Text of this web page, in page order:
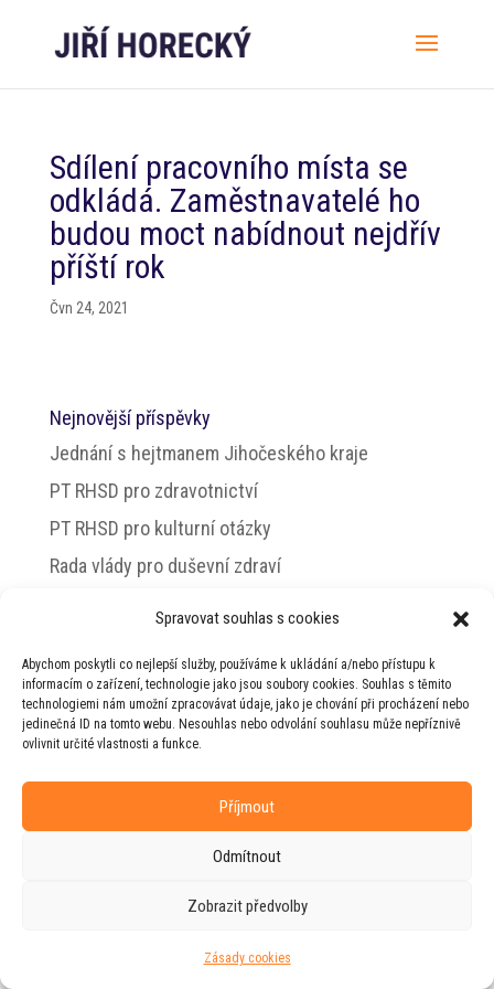
Spravovat souhlas s cookies
Abychom poskytli co nejlepší služby, používáme k ukládání a/nebo přístupu k
informacím o zařízení, technologie jako jsou soubory cookies. Souhlas s těmito
technologiemi nám umožní zpracovávat údaje, jako je chování při procházení nebo
jedinečná ID na tomto webu. Nesouhlas nebo odvolání souhlasu může nepříznivě
ovlivnit určité vlastnosti a funkce.
Příjmout
Odmítnout
Zobrazit předvolby
Zásady cookies
Sdílení pracovního místa se
odkládá. Zaměstnavatelé ho
budou moct nabídnout nejdřív
příští rok
Čvn 24, 2021
Nejnovější příspěvky
Jednání s hejtmanem Jihočeského kraje
PT RHSD pro zdravotnictví
PT RHSD pro kulturní otázky
Rada vlády pro duševní zdraví
© 2026 Jiří Horecký – Osobní stránky Jiřího
Horeckého
Web vytvořila firma